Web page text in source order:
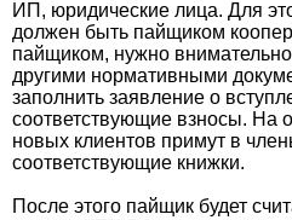
ИП, юридические лица. Для
должен быть пайщиком
пайщиком, нужно
другими нормативными
заполнить заявление о
соответствующие взносы. На
новых клиентов примут в
соответствующие книжки.
После этого пайщик будет